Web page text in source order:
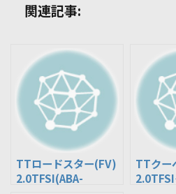
関連記事:
TTロードスター(FV)
2.0TFSI(ABA-
TTクー